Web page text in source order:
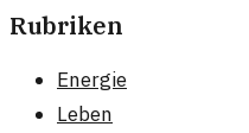
Rubriken
Energie
Leben